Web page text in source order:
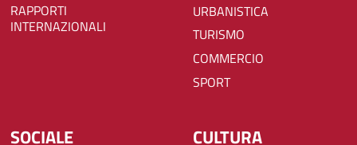
RAPPORTI
INTERNAZIONALI
URBANISTICA
TURISMO
COMMERCIO
SPORT
SOCIALE CULTURA